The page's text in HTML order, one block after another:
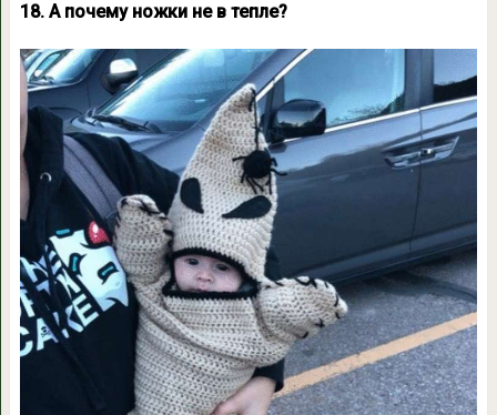
18. А почему ножки не в тепле?